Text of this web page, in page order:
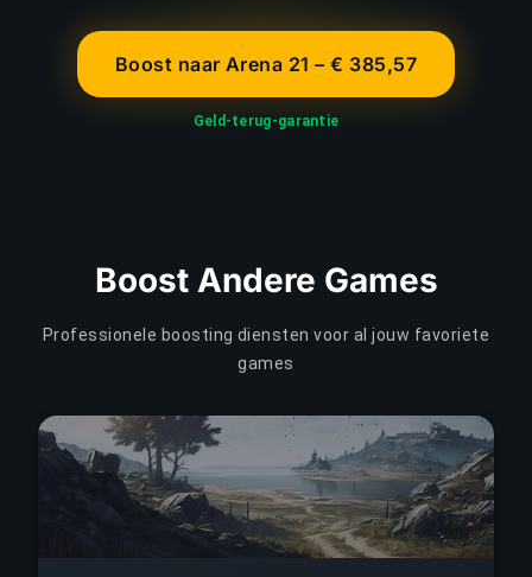
Boost naar Arena 21 – € 385,57
Geld-terug-garantie
Boost Andere Games
Professionele boosting diensten voor al jouw favoriete
games